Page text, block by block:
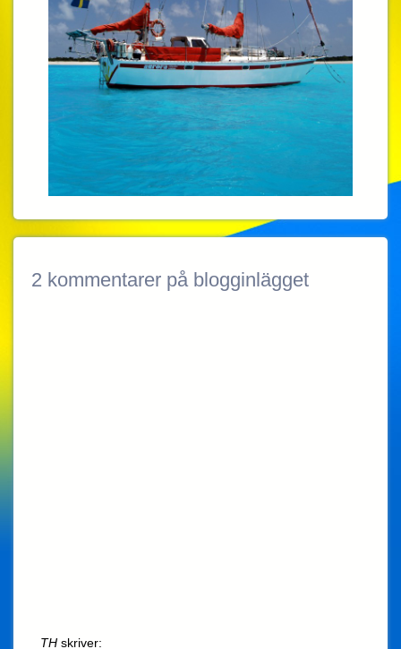
2 kommentarer på blogginlägget
TH skriver: